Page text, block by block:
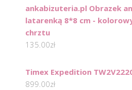
ankabizuteria.pl Obrazek
latarenką 8*8 cm -
chrztu
135.00zł
Timex Expedition
899.00zł